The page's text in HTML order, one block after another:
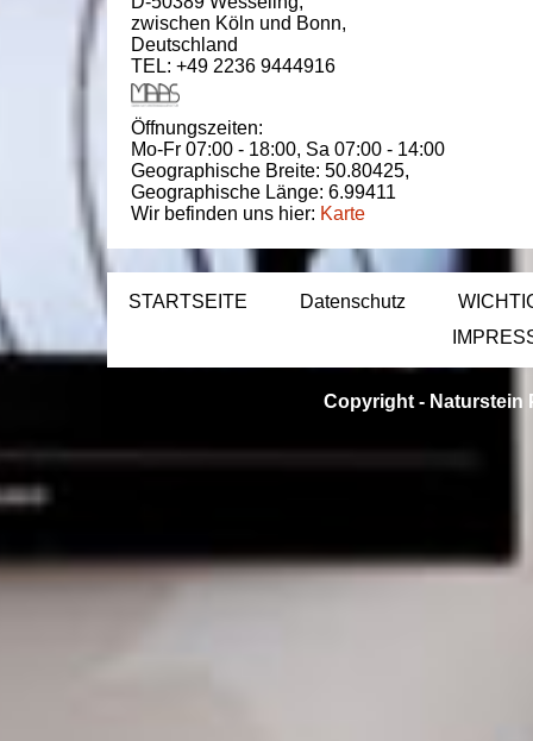
zwischen Köln und Bonn,
Deutschland
TEL: +49 2236 9444916
Öffnungszeiten:
Mo-Fr 07:00 - 18:00, Sa 07:00 - 14:00
Geographische Breite: 50.80425,
Geographische Länge: 6.99411
Wir befinden uns hier: Karte
STARTSEITE Datenschutz
Copyright - Naturstein